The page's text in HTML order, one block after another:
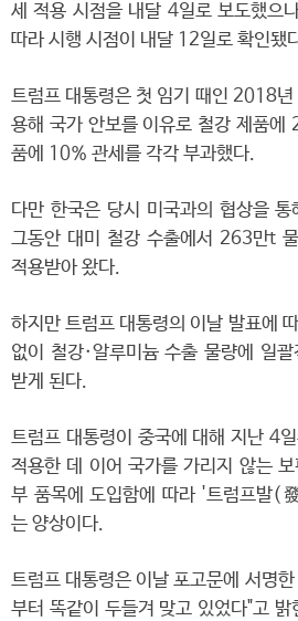
세 적용 시점을 내달 4일로 보도했으
따라 시행 시점이 내달 12일로 확인됐
트럼프 대통령은 첫 임기 때인 2018
용해 국가 안보를 이유로 철강 제품에
품에 10% 관세를 각각 부과했다.
다만 한국은 당시 미국과의 협상을
그동안 대미 철강 수출에서 263만t
적용받아 왔다.
하지만 트럼프 대통령의 이날 발표에
없이 철강·알루미늄 수출 물량에 일
받게 된다.
트럼프 대통령이 중국에 대해 지난 4
적용한 데 이어 국가를 가리지 않는
부 품목에 도입함에 따라 '트럼프발(
는 양상이다.
트럼프 대통령은 이날 포고문에 서명
부터 똑같이 두들겨 맞고 있었다"고